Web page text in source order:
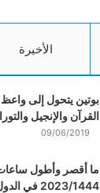
الأخيرة
بوتين يتحول إلى
القرآن والإنجيل
09/06/2019
ما أقصر وأطول
2023/1444 في الدول العربية والإسلامية والعالم؟